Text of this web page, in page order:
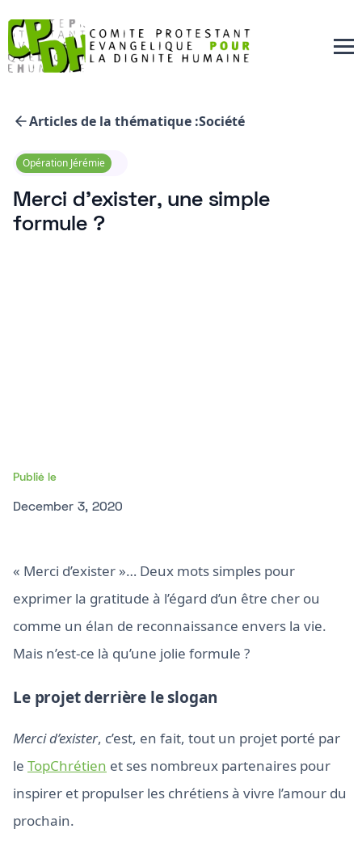
Articles de la thématique :Société
Opération Jérémie
Merci d’exister, une simple
formule ?
Publié le
December 3, 2020
« Merci d’exister »… Deux mots simples pour
exprimer la gratitude à l’égard d’un être cher ou
comme un élan de reconnaissance envers la vie.
Mais n’est-ce là qu’une jolie formule ?
Le projet derrière le slogan
Merci d’exister, c’est, en fait, tout un projet porté par
le TopChrétien et ses nombreux partenaires pour
inspirer et propulser les chrétiens à vivre l’amour du
prochain.